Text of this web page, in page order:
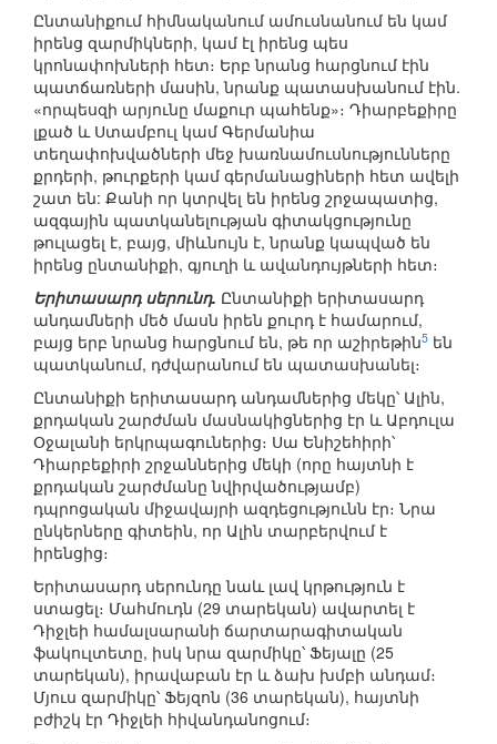
Ընտանիքում հիմնականում ամուսնանում են կամ
իրենց զարմիկների, կամ էլ իրենց պես
կրոնափոխների հետ։ Երբ նրանց հարցնում էին
պատճառների մասին, նրանք պատասխանում էին.
«որպեսզի արյունը մաքուր պահենք»։ Դիարբեքիրը
լքած և Ստամբուլ կամ Գերմանիա
տեղափոխվածների մեջ խառնամուսնությունները
քրդերի, թուրքերի կամ գերմանացիների հետ ավելի
շատ են: Քանի որ կտրվել են իրենց շրջապատից,
ազգային պատկանելության գիտակցությունը
թուլացել է, բայց, միևնույն է, նրանք կապված են
իրենց ընտանիքի, գյուղի և ավանդույթների հետ։
Երիտասարդ սերունդ. Ընտանիքի երիտասարդ
անդամների մեծ մասն իրեն քուրդ է համարում,
բայց երբ նրանց հարցնում են, թե որ աշիրեթին5 են
պատկանում, դժվարանում են պատասխանել։
Ընտանիքի երիտասարդ անդամներից մեկը՝ Ալին,
քրդական շարժման մասնակիցներից էր և Աբդուլա
Օջալանի երկրպագուներից։ Սա Ենիշեհիրի՝
Դիարբեքիրի շրջաններից մեկի (որը հայտնի է
քրդական շարժմանը նվիրվածությամբ)
դպրոցական միջավայրի ազդեցությունն էր։ Նրա
ընկերները գիտեին, որ Ալին տարբերվում է
իրենցից։
Երիտասարդ սերունդը նաև լավ կրթություն է
ստացել։ Մահմուդն (29 տարեկան) ավարտել է
Դիջլեի համալսարանի ճարտարագիտական
ֆակուլտետը, իսկ նրա զարմիկը՝ Ֆեյալը (25
տարեկան), իրավաբան էր և ձախ խմբի անդամ։
Մյուս զարմիկը՝ Ֆեյզոն (36 տարեկան), հայտնի
բժիշկ էր Դիջլեի հիվանդանոցում։